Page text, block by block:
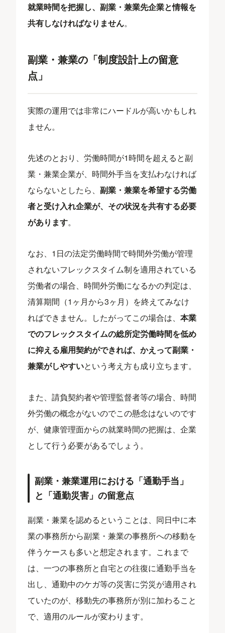
就業時間を把握し、副業・兼業先企業と情報を
共有しなければなりません。
副業・兼業の「制度設計上の留意
点」
実際の運用では非常にハードルが高いかもしれ
ません。
先述のとおり、労働時間が1時間を超えると副
業・兼業企業が、時間外手当を支払わなければ
ならないとしたら、副業・兼業を希望する労働
者と受け入れ企業が、その状況を共有する必要
があります。
なお、1日の法定労働時間で時間外労働が管理
されないフレックスタイム制を適用されている
労働者の場合、時間外労働になるかの判定は、
清算期間（1ヶ月から3ヶ月）を終えてみなけ
ればできません。したがってこの場合は、本業
でのフレックスタイムの総所定労働時間を低め
に抑える雇用契約ができれば、かえって副業・
兼業がしやすいという考え方も成り立ちます。
また、請負契約者や管理監督者等の場合、時間
外労働の概念がないのでこの懸念はないのです
が、健康管理面からの就業時間の把握は、企業
として行う必要があるでしょう。
副業・兼業運用における「通勤手当」
と「通勤災害」の留意点
副業・兼業を認めるということは、同日中に本
業の事務所から副業・兼業の事務所への移動を
伴うケースも多いと想定されます。これまで
は、一つの事務所と自宅との往復に通勤手当を
出し、通勤中のケガ等の災害に労災が適用され
ていたのが、移動先の事務所が別に加わること
で、適用のルールが変わります。